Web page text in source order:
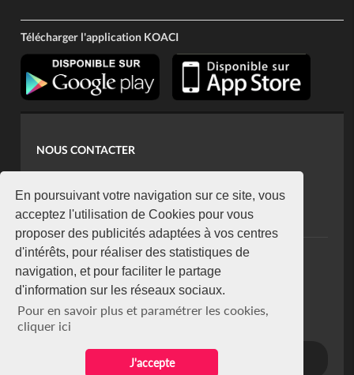
En poursuivant votre navigation sur ce site, vous
acceptez l'utilisation de Cookies pour vous
proposer des publicités adaptées à vos centres
d'intérêts, pour réaliser des statistiques de
navigation, et pour faciliter le partage
d'information sur les réseaux sociaux.
Pour en savoir plus et paramétrer les cookies,
cliquer ici
J'accepte
Télécharger l'application KOACI
NOUS CONTACTER
koaci@yahoo.fr
+225 07 08 85 52 93
NEWSLETTER
Restez connecté via notre newsletter
S'abonner
Se désabonner